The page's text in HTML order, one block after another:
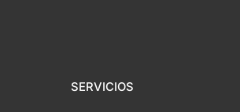
SERVICIOS